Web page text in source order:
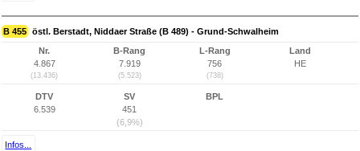
B 455 östl. Berstadt, Niddaer Straße (B 489) - Grund-Schwalheim
Nr.
4.867
(13.436)
B-Rang
7.919
(5.523)
L-Rang
756
(738)
Land
HE
DTV
6.539
SV
451
(6,9%)
BPL
Infos...